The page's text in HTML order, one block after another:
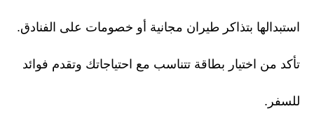
استبدالها بتذاكر طيران مجانية أو خصومات على الفنادق.
تأكد من اختيار بطاقة تتناسب مع احتياجاتك وتقدم فوائد
للسفر.